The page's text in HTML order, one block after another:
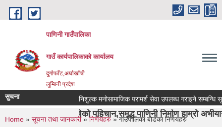
Skip to main content
पाणिनी गाउँपालिका
गाउँ कार्यपालिकाको कार्यालय
दुर्गाफाँट,अर्घाखाँची
लुम्बिनी प्रदेश
ऋषिको पहिचान,समृद्ध पाणिनी निर्माण हाम्रो अभीयान"।
सुचना निशुल्क मनोसामाजिक परामर्श सेवा उपलब्ध गराइने सम्बन्धि सूचना ।
You are here
Home » सूचना तथा जानकारी»निर्णयहरु » गाउँपालिका बोर्डका निर्णयहरु